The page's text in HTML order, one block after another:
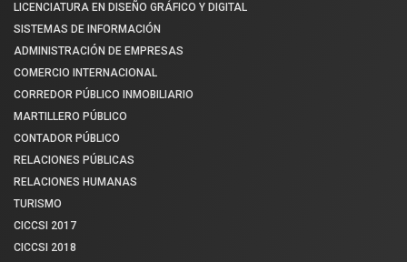
LICENCIATURA EN DISEÑO GRÁFICO Y DIGITAL
SISTEMAS DE INFORMACIÓN
ADMINISTRACIÓN DE EMPRESAS
COMERCIO INTERNACIONAL
CORREDOR PÚBLICO INMOBILIARIO
MARTILLERO PÚBLICO
CONTADOR PÚBLICO
RELACIONES PÚBLICAS
RELACIONES HUMANAS
TURISMO
CICCSI 2017
CICCSI 2018